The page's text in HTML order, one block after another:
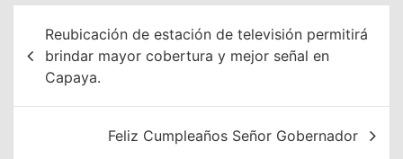
Navegación
de
entradas
Reubicación de estación de televisión permitirá
brindar mayor cobertura y mejor señal en
Capaya.
Feliz Cumpleaños Señor Gobernador